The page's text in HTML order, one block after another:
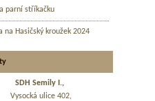
parní stříkačku
na Hasičský kroužek 2024
SDH Semily I.,
Vysocká ulice 402,